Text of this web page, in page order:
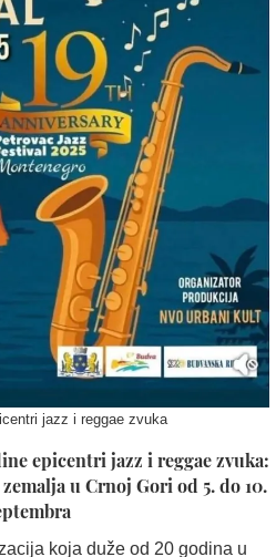
jazz i reggae zvuka
epicentri jazz i reggae zvuka:
u Crnoj Gori od 5. do 10.
koja duže od 20 godina u